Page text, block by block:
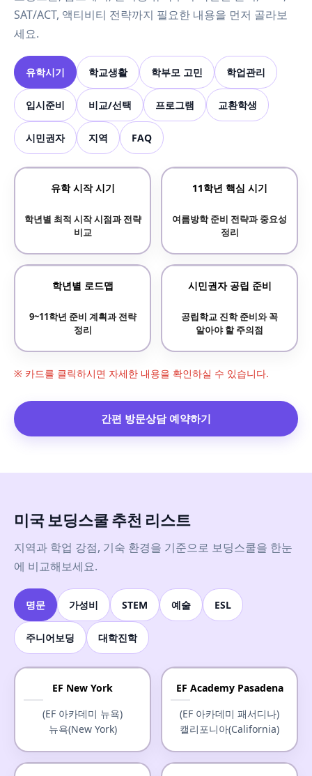
SAT/ACT, 액티비티 전략까지 필요한 내용을 먼저 골라보
세요.
유학시기 학교생활 학부모 고민 학업관리
입시준비 비교/선택 프로그램 교환학생
시민권자 지역 FAQ
유학 시작 시기
학년별 최적 시작 시점과 전략
비교
11학년 핵심 시기
여름방학 준비 전략과 중요성
정리
학년별 로드맵
9~11학년 준비 계획과 전략
정리
시민권자 공립 준비
공립학교 진학 준비와 꼭
알아야 할 주의점
※ 카드를 클릭하시면 자세한 내용을 확인하실 수 있습니다.
간편 방문상담 예약하기
미국 보딩스쿨 추천 리스트
지역과 학업 강점, 기숙 환경을 기준으로 보딩스쿨을 한눈
에 비교해보세요.
명문 가성비 STEM 예술 ESL
주니어보딩 대학진학
EF New York
(EF 아카데미 뉴욕)
뉴욕(New York)
EF Academy Pasadena
(EF 아카데미 패서디나)
캘리포니아(California)